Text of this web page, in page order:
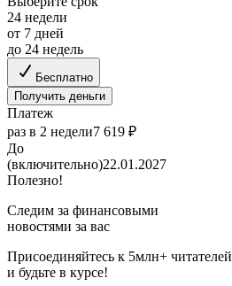
24 недели
от 7 дней
до 24 недель
Бесплатно
Получить деньги
Платеж
раз в 2 недели7 619 ₽
До
(включительно)22.01.2027
Полезно!
Следим за финансовыми
новостями за вас
Присоединяйтесь к 5млн+ читателей
и будьте в курсе!